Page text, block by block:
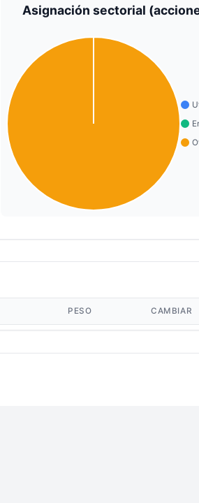
Asignación sectorial
PESO CAMBIAR